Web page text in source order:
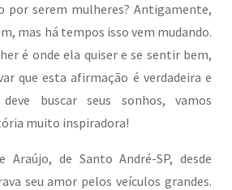
por serem mulheres? Antigamente,
mas há tempos isso vem mudando.
é onde ela quiser e se sentir bem,
que esta afirmação é verdadeira e
buscar seus sonhos, vamos
muito inspiradora!
Araújo, de Santo André-SP, desde
seu amor pelos veículos grandes.